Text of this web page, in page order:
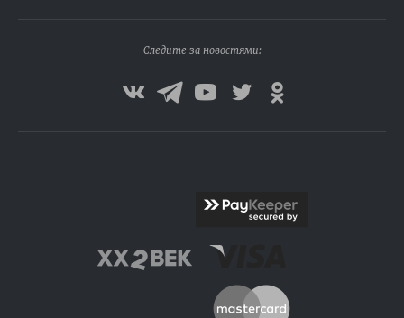
Следите за новостями: